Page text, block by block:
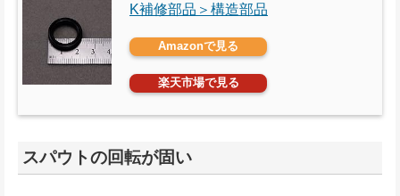
K補修部品＞構造部品
Amazonで見る
楽天市場で見る
スパウトの回転が固い